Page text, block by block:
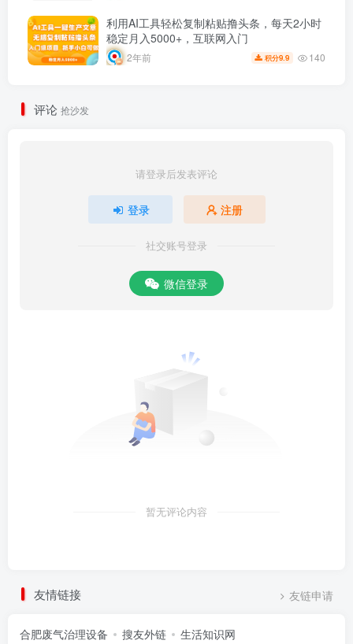
利用AI工具轻松复制粘贴撸头条，每天2小时
稳定月入5000+，互联网入门
2年前 积分9.9 140
评论 抢沙发
请登录后发表评论
登录 注册
社交账号登录
微信登录
暂无评论内容
友情链接 友链申请
合肥废气治理设备 搜友外链 生活知识网